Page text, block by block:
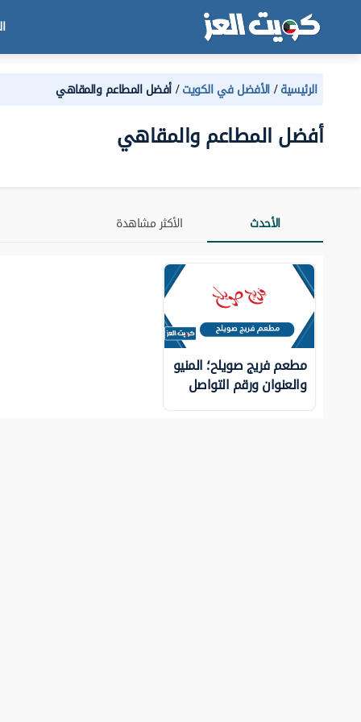
الرئيسية الأفضل في الكويت أفضل المطاعم والمقاهي
أفضل المطاعم والمقاهي
الأحدث الأكثر مشاهدة
مطعم فريج صويلح؛ المنيو
والعنوان ورقم التواصل